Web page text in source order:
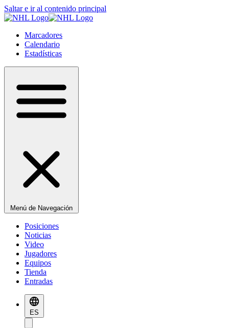
Saltar e ir al contenido principal
Marcadores
Calendario
Estadísticas
Menú de Navegación
Posiciones
Noticias
Video
Jugadores
Equipos
Tienda
Entradas
ES